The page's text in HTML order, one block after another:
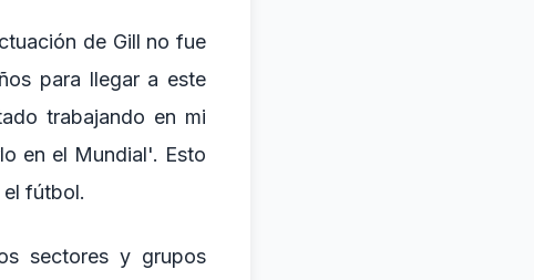
de Gill no fue
para llegar a este
trabajando en mi
en el Mundial'. Esto
fútbol.
sectores y grupos